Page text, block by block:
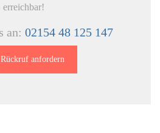
erreichbar!
an: 02154 48 125 147
Rückruf anfordern